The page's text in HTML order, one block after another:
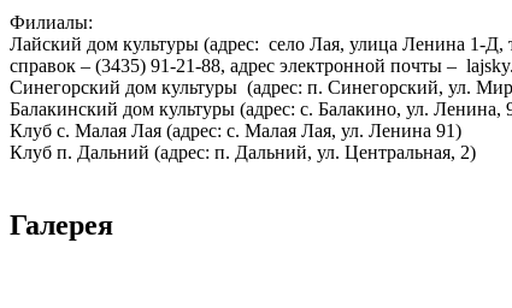
Филиалы:
Лайский дом культуры (адрес: село Лая, улица Ленина 1-Д,
справок – (3435) 91-21-88, адрес электронной почты –
Синегорский дом культуры (адрес: п. Синегорский, ул.
Балакинский дом культуры (адрес: с. Балакино, ул.
Клуб с. Малая Лая (адрес: с. Малая Лая, ул. Ленина 91)
Клуб п. Дальний (адрес: п. Дальний, ул. Центральная, 2)
Галерея